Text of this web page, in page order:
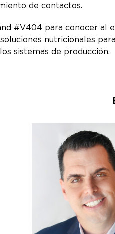
de contactos.
#V404 para conocer al
nutricionales
sistemas de producción.